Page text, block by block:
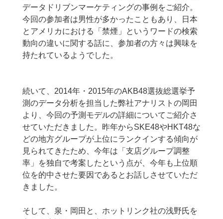
データドリブンマーケティングの事例をご紹介。
今回の参加者は男性が多かったこともあり、日本
とアメリカにおける「禁煙」というワードの検索
動向の違いに関する話に、参加者の方々は興味を
持たれているようでした。
続いて、2014年・2015年のAKB48選抜総選挙予
測のデータ分析を担当した弊社アナリストの岡田
より、今回の予測モデルの詳細についてご紹介さ
せていただきました。昨年からSKE48やHKT48な
どの地方グループが上位にランクインする傾向が
見られてきたため、今年は「支店グループ調整
率」を独自で考案したという点が、今年も上位順
位を的中させた要因であるとお話しさせていただ
きました。
そして、泉・岡田と、ホットリンク社の浅野氏を